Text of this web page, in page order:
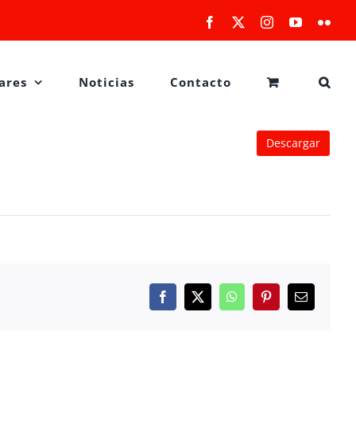
Facebook InstagramYouTube
Noticias Contacto
Descargar
Facebook
X WhatsAppPinterestCorreo
electrónico